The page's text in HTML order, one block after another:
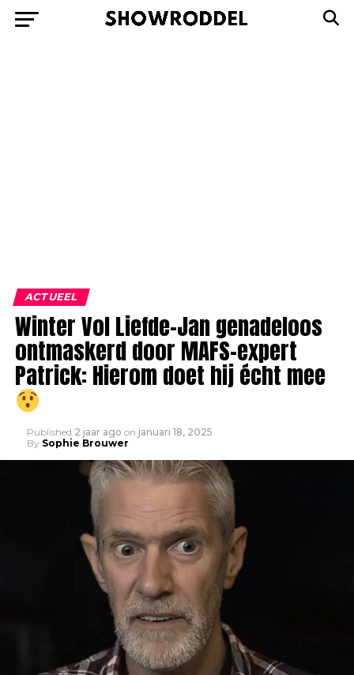
ACTUEEL
Winter Vol Liefde-Jan genadeloos
ontmaskerd door MAFS-expert
Patrick: Hierom doet hij écht mee
Published 2 jaar ago on januari 18, 2025
By Sophie Brouwer